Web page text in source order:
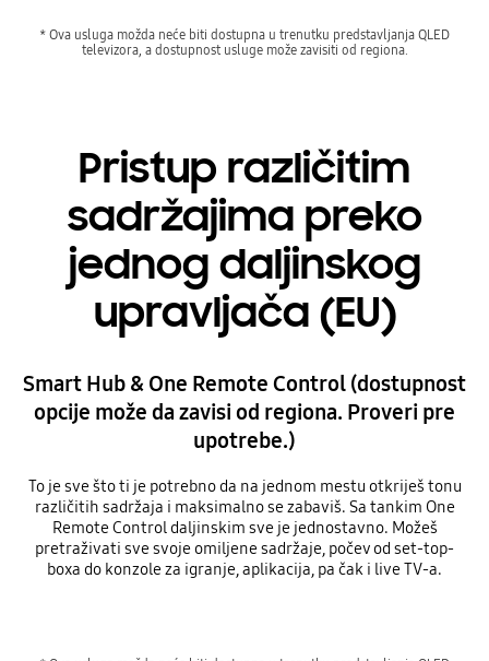
* Ova usluga možda neće biti dostupna u trenutku predstavljanja QLED
televizora, a dostupnost usluge može zavisiti od regiona.
Pristup različitim
sadržajima preko
jednog daljinskog
upravljača (EU)
Smart Hub & One Remote Control (dostupnost
opcije može da zavisi od regiona. Proveri pre
upotrebe.)
To je sve što ti je potrebno da na jednom mestu otkriješ tonu
različitih sadržaja i maksimalno se zabaviš. Sa tankim One
Remote Control daljinskim sve je jednostavno. Možeš
pretraživati sve svoje omiljene sadržaje, počev od set-top-
boxa do konzole za igranje, aplikacija, pa čak i live TV-a.